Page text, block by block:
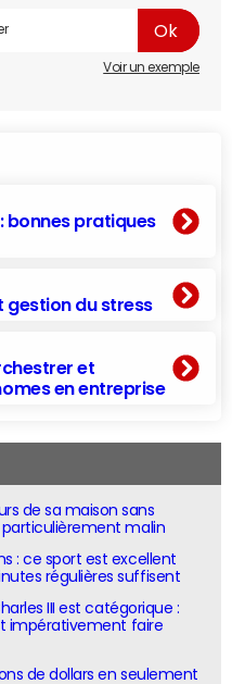
Voir un exemple
bonnes pratiques
gestion du stress
et
en entreprise
de sa maison sans
malin
: ce sport est excellent
régulières suffisent
III est catégorique :
impérativement faire
de dollars en seulement